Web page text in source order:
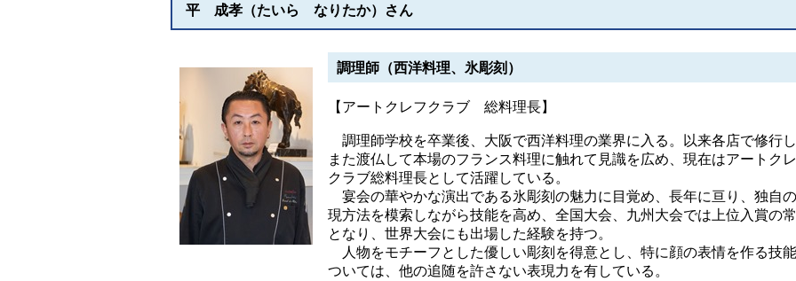
平 成孝（たいら なりたか）さん
調理師（西洋料理、氷彫刻）
【アートクレフクラブ 総料理長】
調理師学校を卒業後、大阪で西洋料理の業界に入る。以来各店で修行し
また渡仏して本場のフランス料理に触れて見識を広め、現在はアートク
クラブ総料理長として活躍している。
宴会の華やかな演出である氷彫刻の魅力に目覚め、長年に亘り、独自
現方法を模索しながら技能を高め、全国大会、九州大会では上位入賞の
となり、世界大会にも出場した経験を持つ。
人物をモチーフとした優しい彫刻を得意とし、特に顔の表情を作る技
ついては、他の追随を許さない表現力を有している。